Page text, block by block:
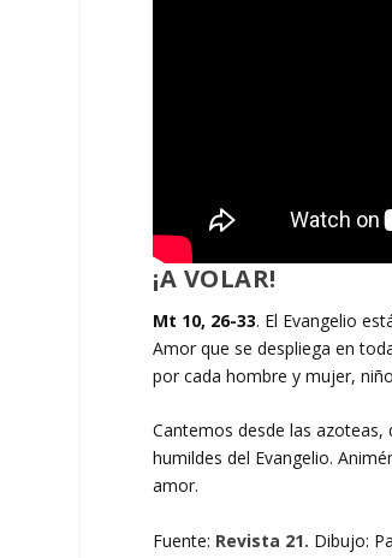
¡A VOLAR!
Mt 10, 26-33. El Evangelio
Amor que se despliega en
por cada hombre y mujer,
Cantemos desde las
humildes del Evangelio.
amor.
Fuente: Revista 21. Dibujo: